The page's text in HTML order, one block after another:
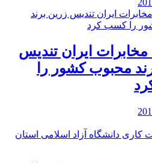
ایران تندیس
محبوب کشور را